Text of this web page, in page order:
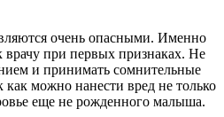
очень опасными. Именно
врачу при первых признаках. Не
и принимать сомнительные
можно нанести вред не только
еще не рожденного малыша.